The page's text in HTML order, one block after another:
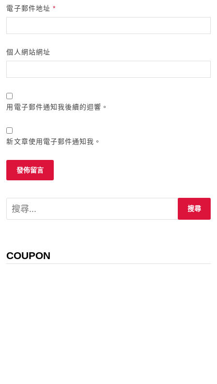
電子郵件地址 *
個人網站網址
用電子郵件通知我後續的迴響。
新文章使用電子郵件通知我。
搜
尋
COUPON